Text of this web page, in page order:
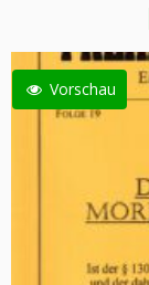
Vorschau